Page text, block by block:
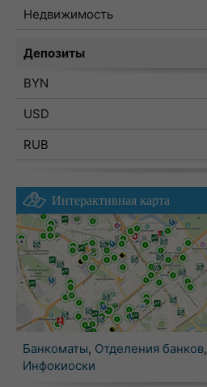
Недвижимость
Депозиты
BYN
USD
RUB
Интерактивная карта
Банкоматы, Отделения банков,
Инфокиоски